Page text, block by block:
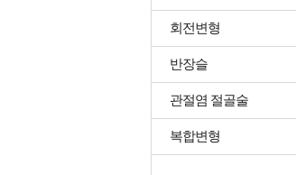
회전변형
반장슬
관절염 절골술
복합변형